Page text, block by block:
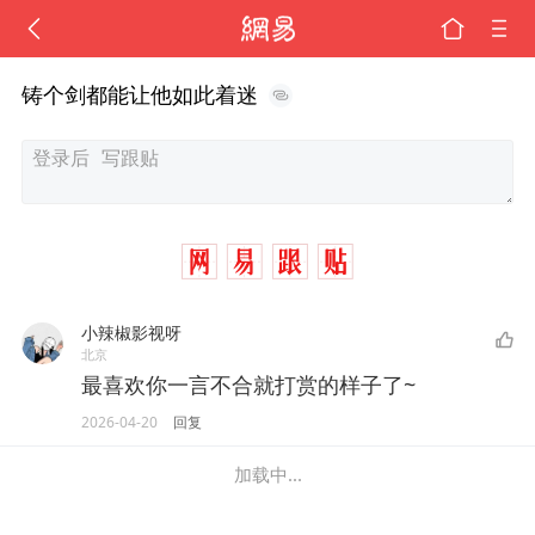
铸个剑都能让他如此着迷
小辣椒影视呀
北京
最喜欢你一言不合就打赏的样子了~
2026-04-20 回复
加载中...